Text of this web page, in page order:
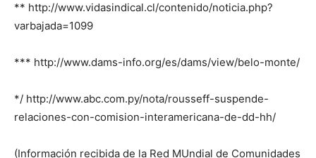
** http://www.vidasindical.cl/contenido/noticia.php?
varbajada=1099
*** http://www.dams-info.org/es/dams/view/belo-monte/
*/ http://www.abc.com.py/nota/rousseff-suspende-
relaciones-con-comision-interamericana-de-dd-hh/
(Información recibida de la Red MUndial de Comunidades